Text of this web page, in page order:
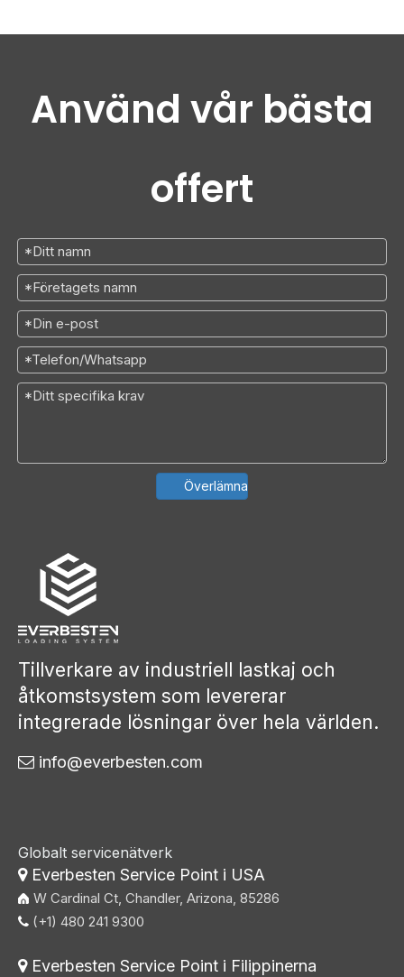
Använd vår bästa
offert
Överlämna
Tillverkare av industriell lastkaj och
åtkomstsystem som levererar
integrerade lösningar över hela världen.
 info@everbesten.com
Globalt servicenätverk
Everbesten Service Point i USA
W Cardinal Ct, Chandler, Arizona, 85286
 (+1) 480 241 9300
Everbesten Service Point i Filippinerna